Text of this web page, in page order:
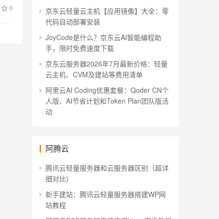
0
京东云轻量云主机【应用镜像】大全：零
代码自动部署安装
JoyCode是什么？京东云AI智能编程助
手，限时免费速度下载
京东云服务器2026年7月最新价格：轻量
云主机、CVM及建站等费用清单
阿里云AI Coding优惠套餐：Qoder CN个
人版、AI节省计划和Token Plan团队版活
动
阿腾云
腾讯云轻量服务器和云服务器区别（超详
细对比）
新手建站：腾讯云轻量服务器搭建WP网
站教程